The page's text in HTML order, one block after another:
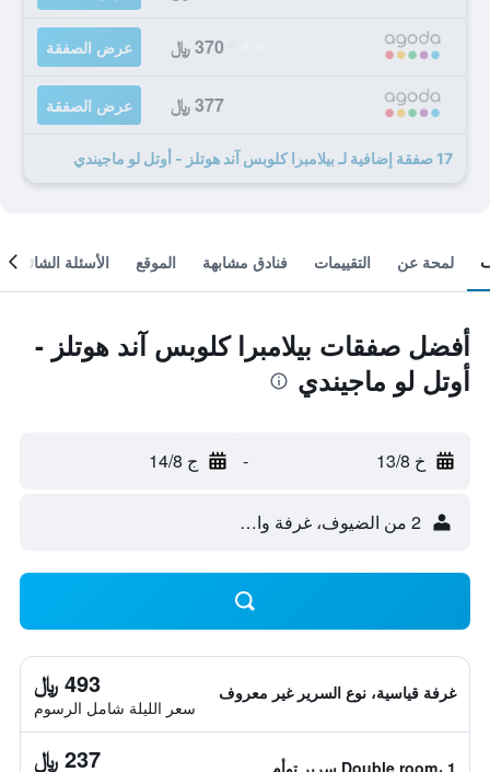
370 ﷼ عرض الصفقة
377 ﷼ عرض الصفقة
17 صفقة إضافية لـ بيلامبرا كلوبس آند هوتلز - أوتل لو ماجيندي
لمحة عن التقييمات فنادق مشابهة الموقع الأسئلة الشائعة
أفضل صفقات بيلامبرا كلوبس آند هوتلز -
أوتل لو ماجيندي
خ 13/8 - ج 14/8
2 من الضيوف، غرفة واحدة
غرفة قياسية، نوع السرير غير معروف 493 ﷼
سعر الليلة شامل الرسوم
Double room، 1 سرير توأم 237 ﷼